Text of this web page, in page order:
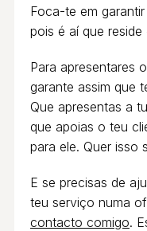
Foca-te em
pois é aí que
Para apresentares
garante assim que
Que apresentas a
que apoias o teu
para ele. Quer isso
E se precisas de
teu serviço numa
contacto comigo.